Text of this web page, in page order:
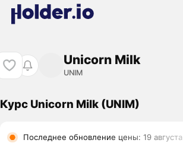
Unicorn Milk
UNIM
Курс Unicorn Milk (UNIM)
Последнее обновление цены: 19 августа